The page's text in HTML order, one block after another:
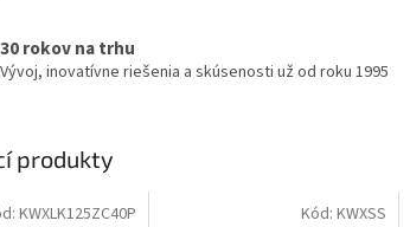
30 rokov na trhu
Vývoj, inovatívne riešenia a skúsenosti už od roku 1995
produkty
KWXLK125ZC40P Kód: KWXSS